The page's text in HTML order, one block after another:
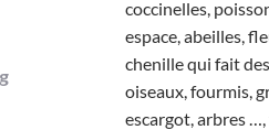
coccinelles,
espace, abeilles,
chenille qui fait
oiseaux, fourmis,
escargot, arbres